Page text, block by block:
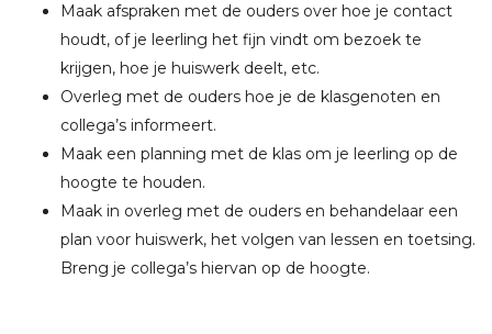
Maak afspraken met de ouders over hoe je contact
houdt, of je leerling het fijn vindt om bezoek te
krijgen, hoe je huiswerk deelt, etc.
Overleg met de ouders hoe je de klasgenoten en
collega’s informeert.
Maak een planning met de klas om je leerling op de
hoogte te houden.
Maak in overleg met de ouders en behandelaar een
plan voor huiswerk, het volgen van lessen en toetsing.
Breng je collega’s hiervan op de hoogte.